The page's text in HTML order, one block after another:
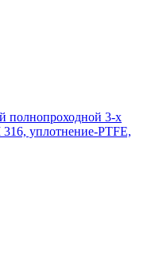
полнопроходной 3-х
уплотнение-PTFE,